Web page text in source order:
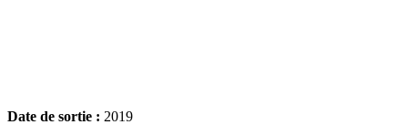
Date de sortie : 2019